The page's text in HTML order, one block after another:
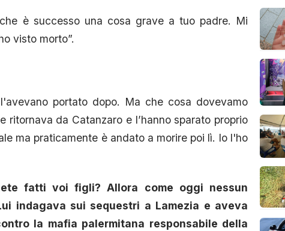
è successo una cosa grave a tuo padre. Mi
visto morto”.
portato dopo. Ma che cosa dovevamo
ritornava da Catanzaro e l’hanno sparato proprio
ma praticamente è andato a morire poi lì. Io l'ho
fatti voi figli? Allora come oggi nessun
indagava sui sequestri a Lamezia e aveva
la mafia palermitana responsabile della